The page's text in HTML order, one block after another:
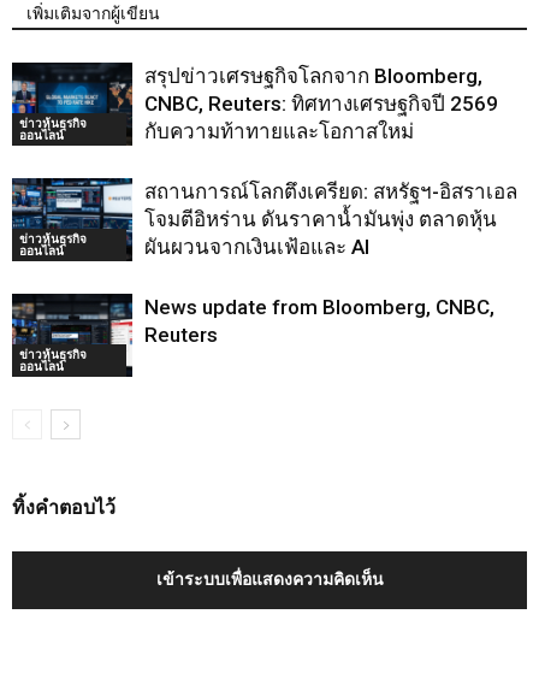
เพิ่มเติมจากผู้เขียน
ข่าวหุ้นธุรกิจ
ออนไลน์
สรุปข่าวเศรษฐกิจโลกจาก Bloomberg,
CNBC, Reuters: ทิศทางเศรษฐกิจปี 2569
กับความท้าทายและโอกาสใหม่
ข่าวหุ้นธุรกิจ
ออนไลน์
สถานการณ์โลกตึงเครียด: สหรัฐฯ-อิสราเอล
โจมตีอิหร่าน ดันราคาน้ำมันพุ่ง ตลาดหุ้น
ผันผวนจากเงินเฟ้อและ AI
ข่าวหุ้นธุรกิจ
ออนไลน์
News update from Bloomberg, CNBC,
Reuters
ทิ้งคำตอบไว้
เข้าระบบเพื่อแสดงความคิดเห็น